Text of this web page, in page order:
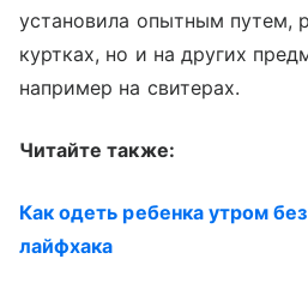
установила опытным путем,
куртках, но и на других
например на свитерах.
Читайте также:
Как одеть ребенка утром
лайфхака